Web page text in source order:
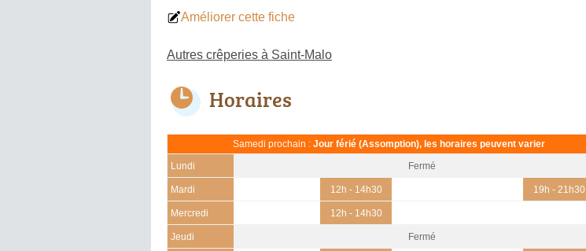
Améliorer cette fiche
Autres crêperies à Saint-Malo
Horaires
Samedi prochain : Jour férié (Assomption), les horaires peuvent varier
Lundi Fermé
Mardi 12h - 14h30 19h - 21h30
Mercredi 12h - 14h30
Jeudi Fermé